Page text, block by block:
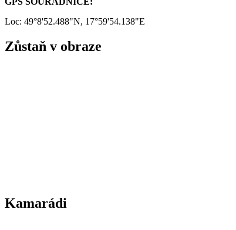
Loc: 49°8'52.488"N, 17°59'54.138"E
Zůstaň v obraze
Kamarádi